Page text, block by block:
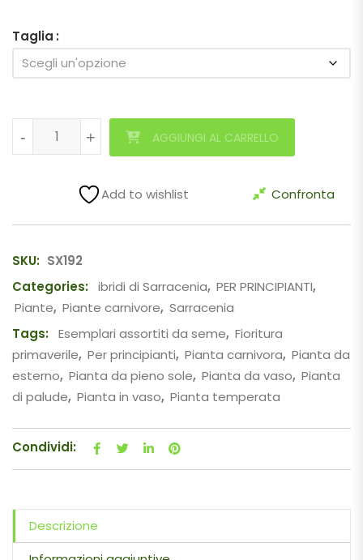
Taglia
Sarracenia leucophylla (red, L38c MSr) x (x 'Adrian
+
- +
- AGGIUNGI AL CARRELLO
Add to wishlist Confronta
SKU: SX192
Categories: ibridi di Sarracenia, PER PRINCIPIANTI,
Piante, Piante carnivore, Sarracenia
Tags: Esemplari assortiti da seme, Fioritura
primaverile, Per principianti, Pianta carnivora, Pianta da
esterno, Pianta da pieno sole, Pianta da vaso, Pianta
di palude, Pianta in vaso, Pianta temperata
Condividi:
Descrizione